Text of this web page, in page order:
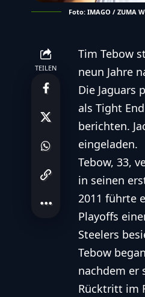
Foto: IMAGO / ZUMA
TEILEN
Tim Tebow
neun Jahre
Die Jaguars
als Tight
berichten.
eingeladen.
Tebow, 33,
in seinen
2011 führte
Playoffs
Steelers
Tebow
nachdem er
Rücktritt im